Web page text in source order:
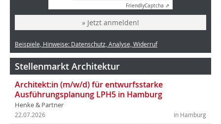
FriendlyCaptcha ⇗
» Jetzt anmelden!
Beispiele, Hinweise: Datenschutz, Analyse, Widerruf
Stellenmarkt Architektur
Architekt:in (m/w/d) für entwurfsstarke
Ausführungsplanung LPH5 in Hamburg
Henke & Partner
in Hamburg
22.07.2026